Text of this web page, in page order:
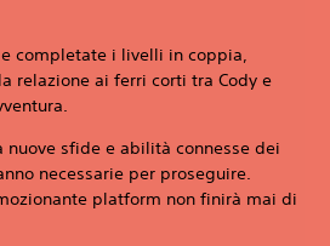
e completate i livelli in coppia,
relazione ai ferri corti tra Cody e
sfide e abilità connesse dei
necessarie per proseguire.
platform non finirà mai di